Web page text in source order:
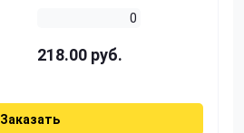
0
218.00 руб.
Заказать